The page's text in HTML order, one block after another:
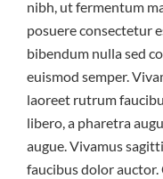
nibh, ut fermentum
posuere consectetur
bibendum nulla sed
euismod semper.
laoreet rutrum
libero, a pharetra
augue. Vivamus
faucibus dolor